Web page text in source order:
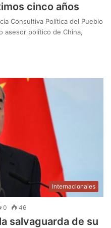
cinco años
Consultiva Política del Pueblo
asesor político de China,
Internacionales
0 46
salvaguarda de su